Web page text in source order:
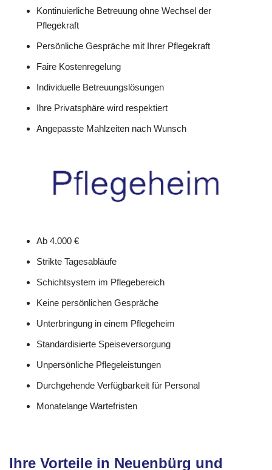
Kontinuierliche Betreuung ohne Wechsel der
Pflegekraft
Persönliche Gespräche mit Ihrer Pflegekraft
Faire Kostenregelung
Individuelle Betreuungslösungen
Ihre Privatsphäre wird respektiert
Angepasste Mahlzeiten nach Wunsch
Ab 4.000 €
Strikte Tagesabläufe
Schichtsystem im Pflegebereich
Keine persönlichen Gespräche
Unterbringung in einem Pflegeheim
Standardisierte Speiseversorgung
Unpersönliche Pflegeleistungen
Durchgehende Verfügbarkeit für Personal
Monatelange Wartefristen
Ihre Vorteile in Neuenbürg und